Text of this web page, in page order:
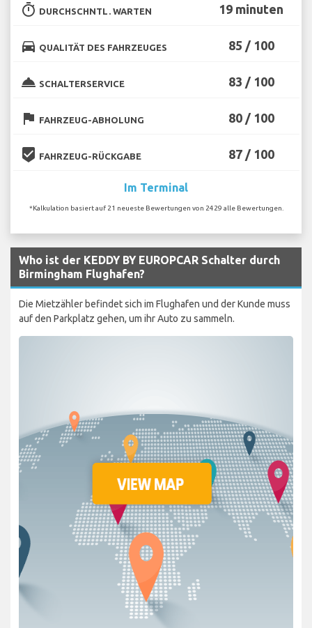
timer DURCHSCHNTL. WARTEN 19 minuten
directions_car QUALITÄT DES FAHRZEUGES 85 / 100
room_service SCHALTERSERVICE 83 / 100
flag FAHRZEUG-ABHOLUNG 80 / 100
beenhere FAHRZEUG-RÜCKGABE 87 / 100
Im Terminal
*Kalkulation basiert auf 21 neueste Bewertungen von 2429 alle Bewertungen.
Who ist der KEDDY BY EUROPCAR Schalter durch
Birmingham Flughafen?
Die Mietzähler befindet sich im Flughafen und der Kunde muss
auf den Parkplatz gehen, um ihr Auto zu sammeln.